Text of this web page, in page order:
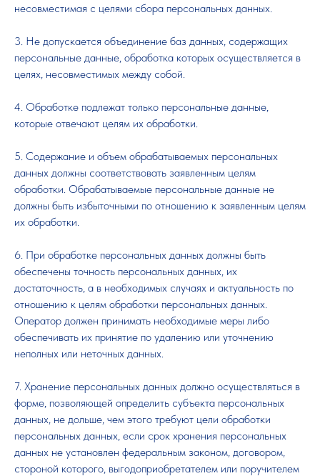
несовместимая с целями сбора персональных данных.
3. Не допускается объединение баз данных, содержащих
персональные данные, обработка которых осуществляется в
целях, несовместимых между собой.
4. Обработке подлежат только персональные данные,
которые отвечают целям их обработки.
5. Содержание и объем обрабатываемых персональных
данных должны соответствовать заявленным целям
обработки. Обрабатываемые персональные данные не
должны быть избыточными по отношению к заявленным целям
их обработки.
6. При обработке персональных данных должны быть
обеспечены точность персональных данных, их
достаточность, а в необходимых случаях и актуальность по
отношению к целям обработки персональных данных.
Оператор должен принимать необходимые меры либо
обеспечивать их принятие по удалению или уточнению
неполных или неточных данных.
7. Хранение персональных данных должно осуществляться в
форме, позволяющей определить субъекта персональных
данных, не дольше, чем этого требуют цели обработки
персональных данных, если срок хранения персональных
данных не установлен федеральным законом, договором,
стороной которого, выгодоприобретателем или поручителем